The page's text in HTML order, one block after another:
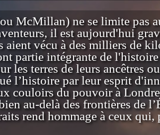
McMillan) ne se limite pas
il est aujourd'hui
aient vécu à des milliers de
partie intégrante de
les terres de leurs ancêtres
l’histoire par leur esprit
couloirs du pouvoir à
au-delà des frontières de
rend hommage à ceux